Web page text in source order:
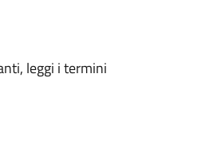
leggi i termini